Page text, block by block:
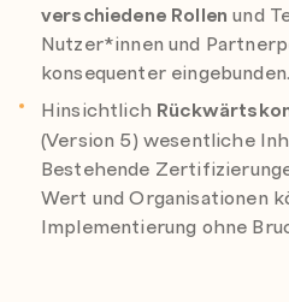
verschiedene Rollen und
Nutzer*innen und
konsequenter eingebunden.
Hinsichtlich
(Version 5) wesentliche
Bestehende
Wert und Organisationen
Implementierung ohne